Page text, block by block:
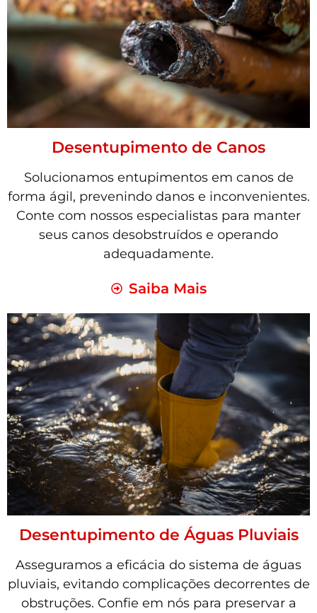
Desentupimento de Canos
Solucionamos entupimentos em canos de
forma ágil, prevenindo danos e inconvenientes.
Conte com nossos especialistas para manter
seus canos desobstruídos e operando
adequadamente.
Saiba Mais
Desentupimento de Águas Pluviais
Asseguramos a eficácia do sistema de águas
pluviais, evitando complicações decorrentes de
obstruções. Confie em nós para preservar a